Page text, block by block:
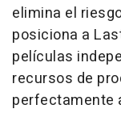
elimina el
posiciona a
películas
recursos de
perfectamente